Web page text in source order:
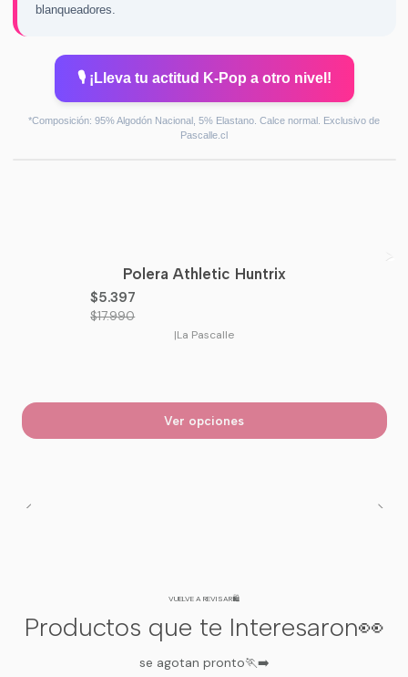
blanqueadores.
🎙️ ¡Lleva tu actitud K-Pop a otro nivel!
*Composición: 95% Algodón Nacional, 5% Elastano. Calce normal. Exclusivo de
Pascalle.cl
Polera Athletic Huntrix
$5.397
$17.990
|La Pascalle
Ver opciones
VUELVE A REVISAR🛍️
Productos que te Interesaron👀
se agotan pronto🏃‍➡️